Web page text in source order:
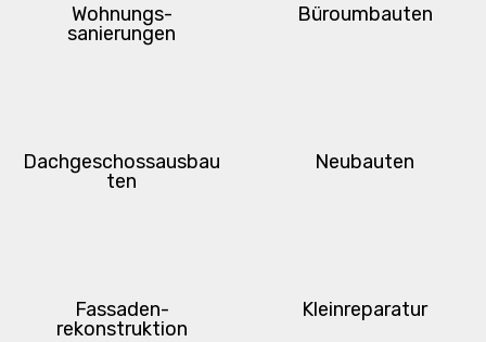
Wohnungs-
sanierungen
Büroumbauten
Dachgeschossausbau
ten
Neubauten
Fassaden-
rekonstruktion
Kleinreparatur